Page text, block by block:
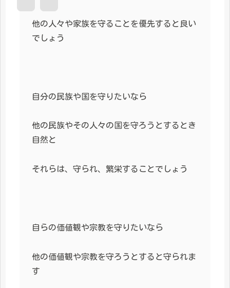
他の人々や家族を守ることを優先すると良い
でしょう
自分の民族や国を守りたいなら
他の民族やその人々の国を守ろうとするとき
自然と
それらは、守られ、繁栄することでしょう
自らの価値観や宗教を守りたいなら
他の価値観や宗教を守ろうとすると守られま
す